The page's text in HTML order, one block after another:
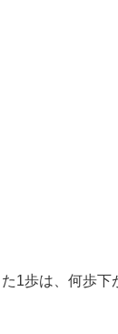
1歩は、何歩